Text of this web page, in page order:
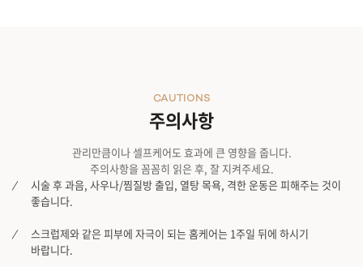
주의사항
CAUTIONS
관리만큼이나 셀프케어도 효과에 큰 영향을 줍니다.
주의사항을 꼼꼼히 읽은 후, 잘 지켜주세요.
시술 후 과음, 사우나/찜질방 출입, 열탕 목욕, 격한 운동은 피해주는 것이
좋습니다.
스크럽제와 같은 피부에 자극이 되는 홈케어는 1주일 뒤에 하시기
바랍니다.